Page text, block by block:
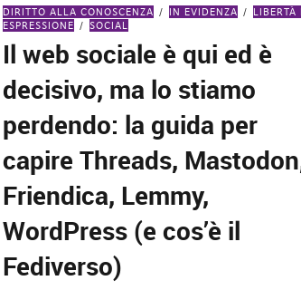
DIRITTO ALLA CONOSCENZA IN EVIDENZA
LIBERTÀ
ESPRESSIONE
SOCIAL
Il web sociale è qui ed è
decisivo, ma lo stiamo
perdendo: la guida per
capire Threads,
Friendica, Lemmy,
WordPress (e cos’è il
Fediverso)